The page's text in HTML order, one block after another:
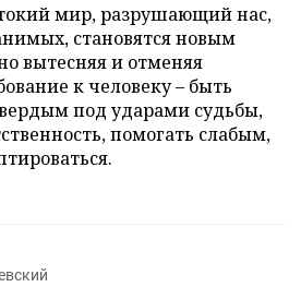
мир, разрушающий нас,
становятся новым
вытесняя и отменяя
к человеку – быть
под ударами судьбы,
помогать слабым,